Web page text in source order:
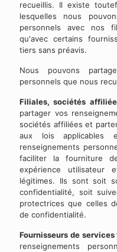
recueillis. Il existe
lesquelles nous
personnels avec nos
qu'avec certains
tiers sans préavis.
Nous pouvons
personnels que nous
Filiales, sociétés
partager vos
sociétés affiliées et
aux lois applicables
renseignements
faciliter la fourniture
expérience utilisateur
légitimes. Ils sont soit
confidentialité, soit
protectrices que celles
de confidentialité.
Fournisseurs de services
renseignements